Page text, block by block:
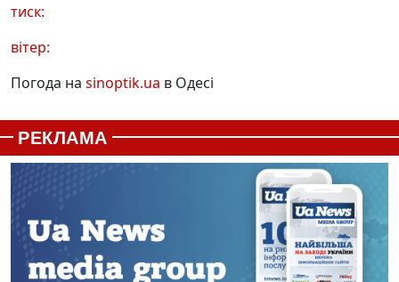
тиск:
вітер:
Погода на sinoptik.ua в Одесі
РЕКЛАМА